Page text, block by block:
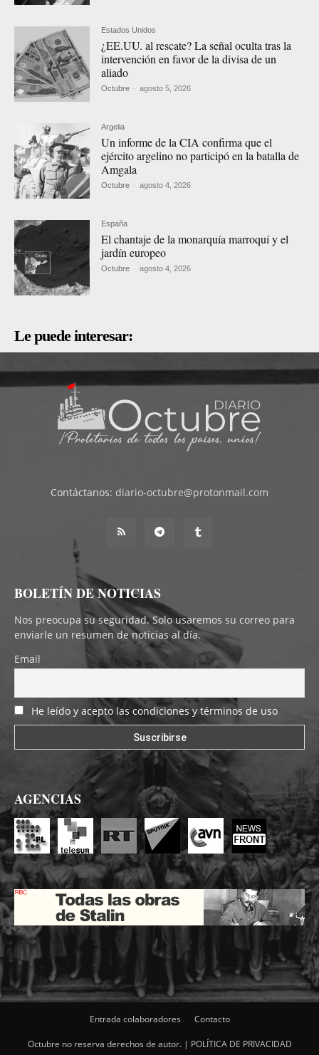
Estados Unidos
¿EE.UU. al rescate? La señal oculta tras la
intervención en favor de la divisa de un
aliado
Octubre - agosto 5, 2026
Argelia
Un informe de la CIA confirma que el
ejército argelino no participó en la batalla de
Amgala
Octubre - agosto 4, 2026
España
El chantaje de la monarquía marroquí y el
jardín europeo
Octubre - agosto 4, 2026
Le puede interesar:
Contáctanos: diario-octubre@protonmail.com
BOLETÍN DE NOTICIAS
Nos preocupa su seguridad. Solo usaremos su correo para
enviarle un resumen de noticias al día.
Email
He leído y acepto las condiciones y términos de uso
AGENCIAS
Entrada colaboradores Contacto
Octubre no reserva derechos de autor. | POLÍTICA DE PRIVACIDAD